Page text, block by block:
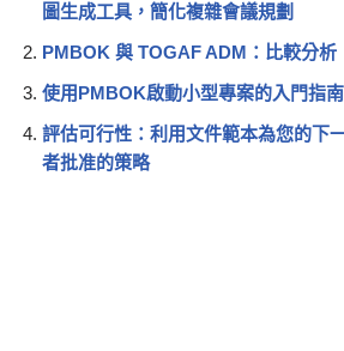
圖生成工具，簡化複雜會議規劃
PMBOK 與 TOGAF ADM：比較分析
使用PMBOK啟動小型專案的入門指南
評估可行性：利用文件範本為您的下
者批准的策略